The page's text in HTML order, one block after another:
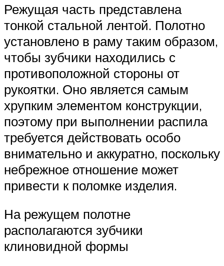
Режущая часть представлена
тонкой стальной лентой. Полотно
установлено в раму таким образом,
чтобы зубчики находились с
противоположной стороны от
рукоятки. Оно является самым
хрупким элементом конструкции,
поэтому при выполнении распила
требуется действовать особо
внимательно и аккуратно, поскольку
небрежное отношение может
привести к поломке изделия.
На режущем полотне
располагаются зубчики
клиновидной формы